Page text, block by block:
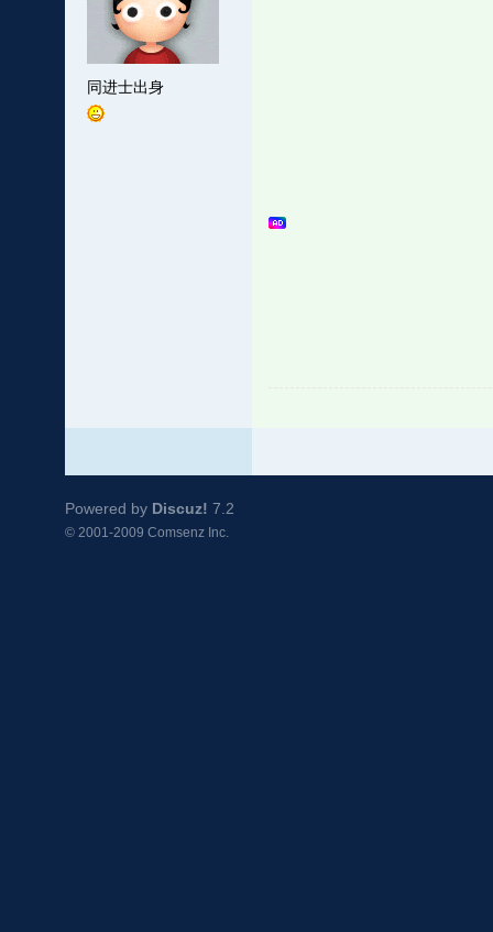
同进士出身
Powered by Discuz! 7.2
© 2001-2009 Comsenz Inc.